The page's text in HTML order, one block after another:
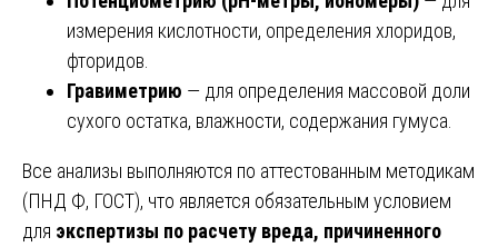
измерения кислотности, определения хлоридов,
фторидов.
Гравиметрию — для определения массовой доли
сухого остатка, влажности, содержания гумуса.
Все анализы выполняются по аттестованным методикам
(ПНД Ф, ГОСТ), что является обязательным условием
для экспертизы по расчету вреда, причиненного